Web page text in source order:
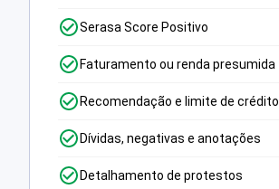
Serasa Score Positivo
Faturamento ou renda presumida
Recomendação e limite de crédito
Dívidas, negativas e anotações
Detalhamento de protestos